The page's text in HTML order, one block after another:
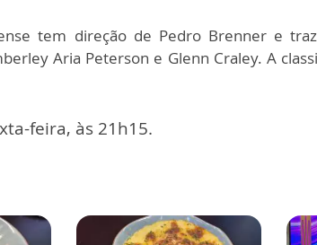
tem direção de Pedro Brenner e
Aria Peterson e Glenn Craley. A
feira, às 21h15.